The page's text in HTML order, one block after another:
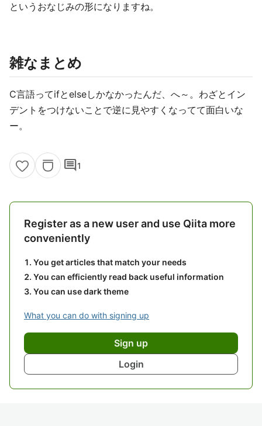
というおなじみの形になりますね。
雑なまとめ
C言語ってifとelseしかなかったんだ、へ～。わざとイン
デントをつけないことで逆に見やすくなってて面白いな
ー。
comment1
Register as a new user and use Qiita more
conveniently
You get articles that match your needs
You can efficiently read back useful information
You can use dark theme
What you can do with signing up
Sign up
Login